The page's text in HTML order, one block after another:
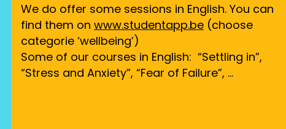
We do offer some sessions in English. You can
find them on www.studentapp.be (choose
categorie ‘wellbeing’)
Some of our courses in English: “Settling in”,
“Stress and Anxiety”, “Fear of Failure”, …